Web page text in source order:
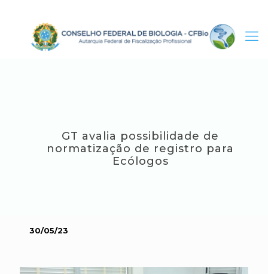
GT avalia possibilidade de
normatização de registro para
Ecólogos
30/05/23